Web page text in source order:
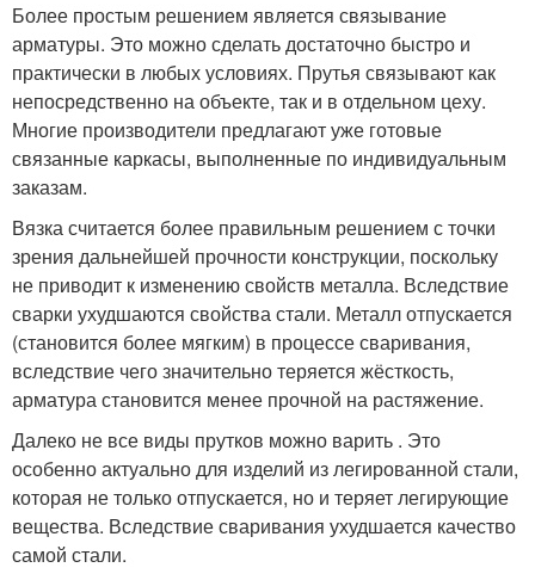
Более простым решением является связывание
арматуры. Это можно сделать достаточно быстро и
практически в любых условиях. Прутья связывают как
непосредственно на объекте, так и в отдельном цеху.
Многие производители предлагают уже готовые
связанные каркасы, выполненные по индивидуальным
заказам.
Вязка считается более правильным решением с точки
зрения дальнейшей прочности конструкции, поскольку
не приводит к изменению свойств металла. Вследствие
сварки ухудшаются свойства стали. Металл отпускается
(становится более мягким) в процессе сваривания,
вследствие чего значительно теряется жёсткость,
арматура становится менее прочной на растяжение.
Далеко не все виды прутков можно варить . Это
особенно актуально для изделий из легированной стали,
которая не только отпускается, но и теряет легирующие
вещества. Вследствие сваривания ухудшается качество
самой стали.